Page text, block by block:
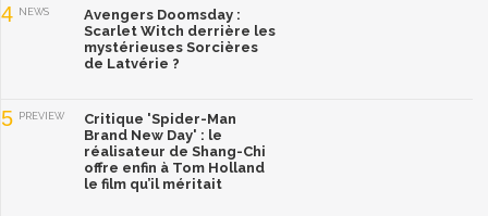
4 NEWS
Avengers Doomsday :
Scarlet Witch derrière les
mystérieuses Sorcières
de Latvérie ?
5 PREVIEW
Critique 'Spider-Man
Brand New Day' : le
réalisateur de Shang-Chi
offre enfin à Tom Holland
le film qu’il méritait